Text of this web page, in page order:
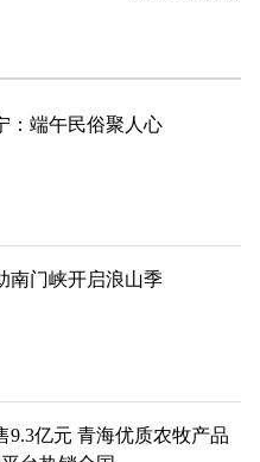
：端午民俗聚人心
南门峡开启浪山季
9.3亿元 青海优质农牧产品